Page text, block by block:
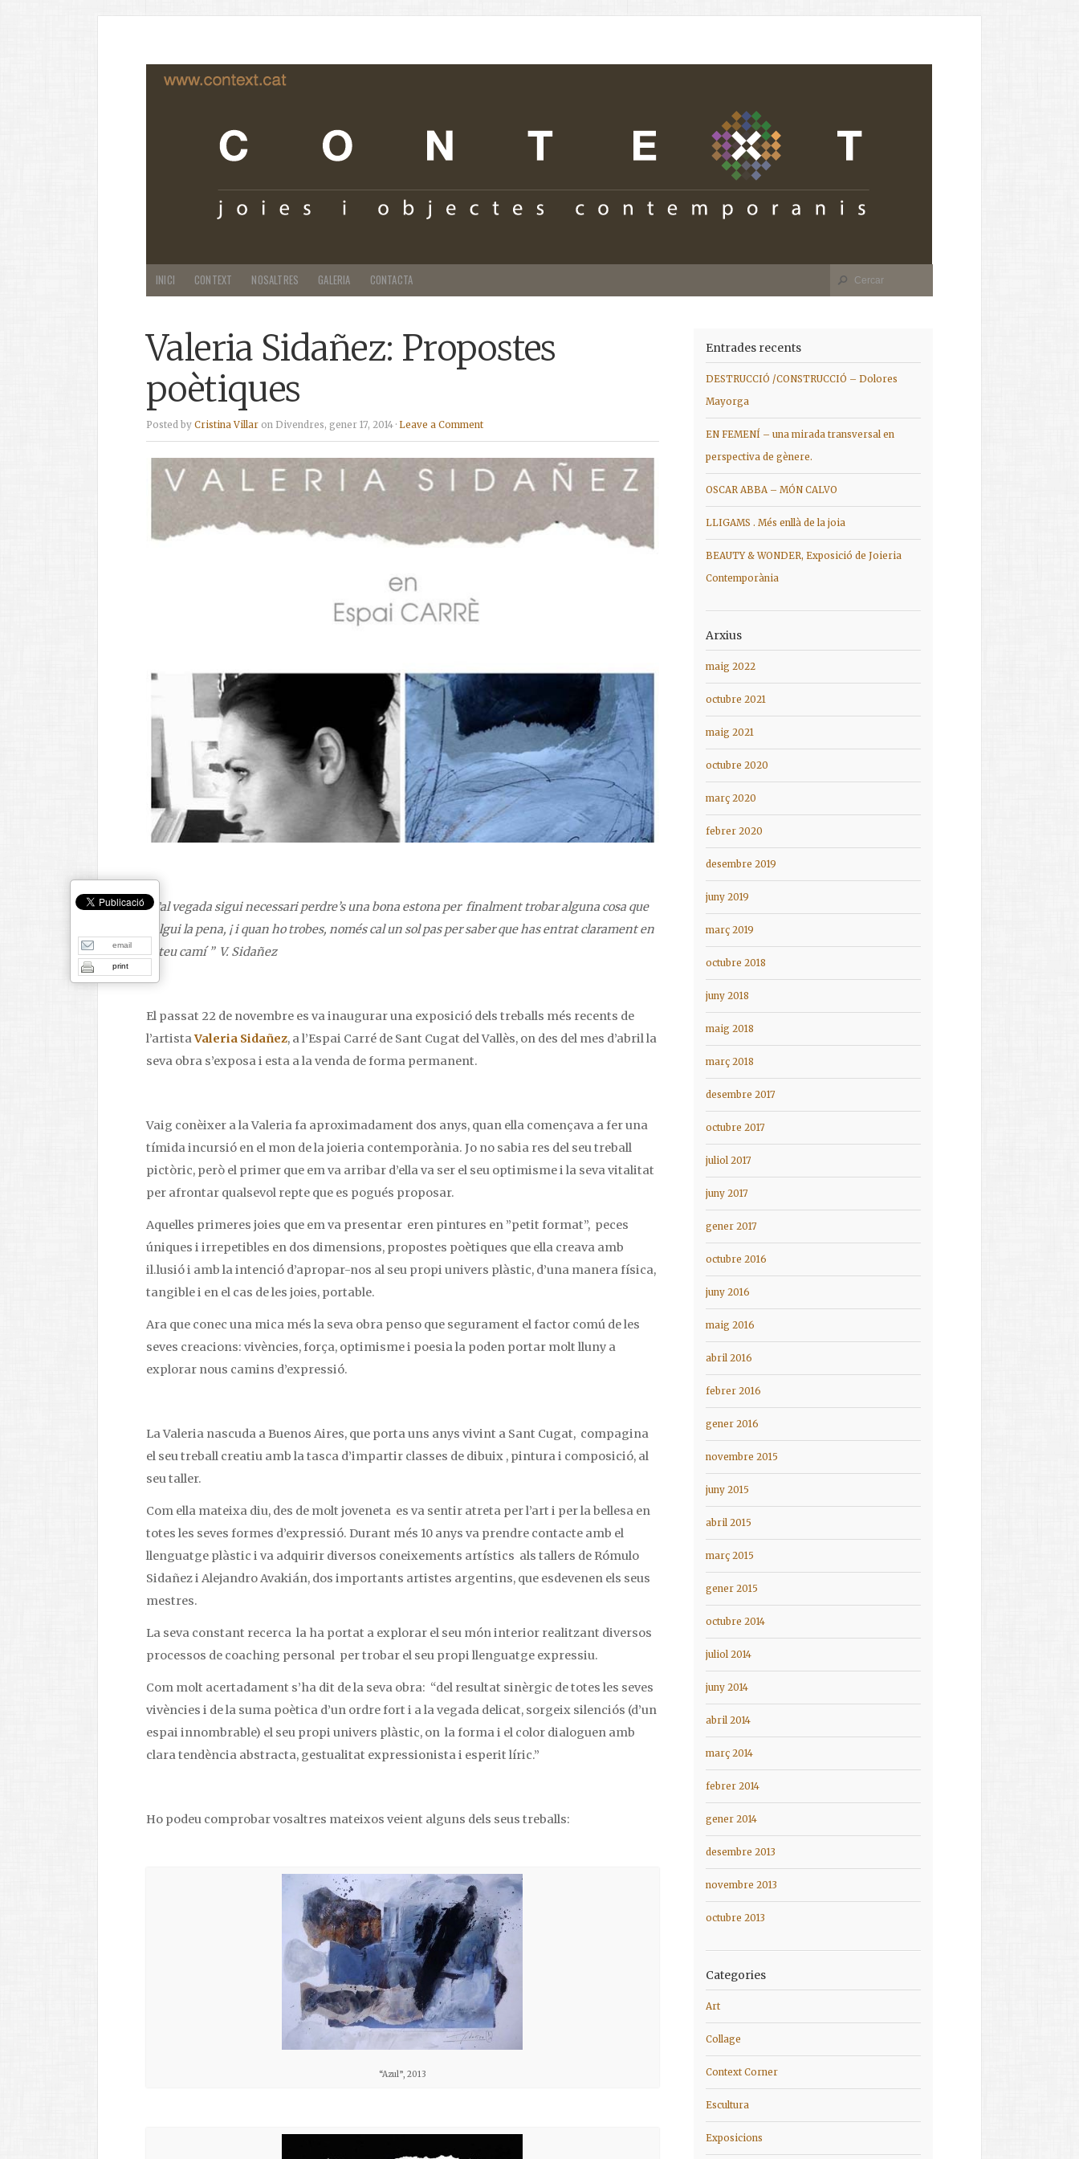
INICI CONTEXT NOSALTRES GALERIA CONTACTA
Valeria Sidañez: Propostes
poètiques
Posted by Cristina Villar on Divendres, gener 17, 2014 · Leave a Comment
“Tal vegada sigui necessari perdre’s una bona estona per finalment trobar alguna cosa que
valgui la pena, ¡ i quan ho trobes, només cal un sol pas per saber que has entrat clarament en
el teu camí ” V. Sidañez
El passat 22 de novembre es va inaugurar una exposició dels treballs més recents de
l’artistaValeria Sidañez, a l’Espai Carré de Sant Cugat del Vallès, on des del mes d’abril la
seva obra s’exposa i esta a la venda de forma permanent.
Vaig conèixer a la Valeria fa aproximadament dos anys, quan ella començava a fer una
tímida incursió en el mon de la joieria contemporània. Jo no sabia res del seu treball
pictòric, però el primer que em va arribar d’ella va ser el seu optimisme i la seva vitalitat
per afrontar qualsevol repte que es pogués proposar.
Aquelles primeres joies que em va presentar eren pintures en ”petit format”, peces
úniques i irrepetibles en dos dimensions, propostes poètiques que ella creava amb
il.lusió i amb la intenció d’apropar-nos al seu propi univers plàstic, d’una manera física,
tangible i en el cas de les joies, portable.
Ara que conec una mica més la seva obra penso que segurament el factor comú de les
seves creacions: vivències, força, optimisme i poesia la poden portar molt lluny a
explorar nous camins d’expressió.
La Valeria nascuda a Buenos Aires, que porta uns anys vivint a Sant Cugat, compagina
el seu treball creatiu amb la tasca d’impartir classes de dibuix , pintura i composició, al
seu taller.
Com ella mateixa diu, des de molt joveneta es va sentir atreta per l’art i per la bellesa en
totes les seves formes d’expressió. Durant més 10 anys va prendre contacte amb el
llenguatge plàstic i va adquirir diversos coneixements artístics als tallers de Rómulo
Sidañez i Alejandro Avakián, dos importants artistes argentins, que esdevenen els seus
mestres.
La seva constant recerca la ha portat a explorar el seu món interior realitzant diversos
processos de coaching personal per trobar el seu propi llenguatge expressiu.
Com molt acertadament s’ha dit de la seva obra: “del resultat sinèrgic de totes les seves
vivències i de la suma poètica d’un ordre fort i a la vegada delicat, sorgeix silenciós (d’un
espai innombrable) el seu propi univers plàstic, on la forma i el color dialoguen amb
clara tendència abstracta, gestualitat expressionista i esperit líric.”
Ho podeu comprobar vosaltres mateixos veient alguns dels seus treballs:
“Azul”, 2013
Entrades recents
DESTRUCCIÓ /CONSTRUCCIÓ – Dolores
Mayorga
EN FEMENÍ – una mirada transversal en
perspectiva de gènere.
OSCAR ABBA – MÓN CALVO
LLIGAMS . Més enllà de la joia
BEAUTY & WONDER, Exposició de Joieria
Contemporània
Arxius
maig 2022
octubre 2021
maig 2021
octubre 2020
març 2020
febrer 2020
desembre 2019
juny 2019
març 2019
octubre 2018
juny 2018
maig 2018
març 2018
desembre 2017
octubre 2017
juliol 2017
juny 2017
gener 2017
octubre 2016
juny 2016
maig 2016
abril 2016
febrer 2016
gener 2016
novembre 2015
juny 2015
abril 2015
març 2015
gener 2015
octubre 2014
juliol 2014
juny 2014
abril 2014
març 2014
febrer 2014
gener 2014
desembre 2013
novembre 2013
octubre 2013
Categories
Art
Collage
Context Corner
Escultura
Exposicions
email
print